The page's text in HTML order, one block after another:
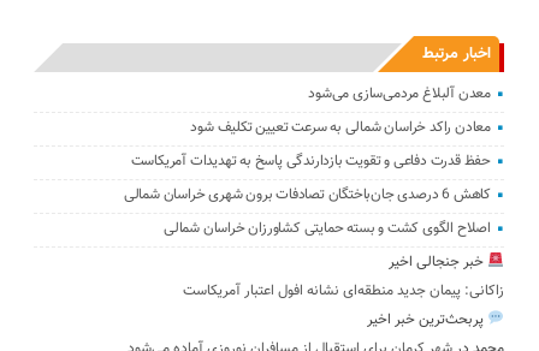
اخبار مرتبط
معدن آلبلاغ مردمی‌سازی می‌شود
معادن راکد خراسان شمالی به سرعت تعیین تکلیف شود
حفظ قدرت دفاعی و تقویت بازدارندگی پاسخ به تهدیدات آمریکاست
کاهش 6 درصدی جان‌باختگان تصادفات برون شهری خراسان شمالی
اصلاح الگوی کشت و بسته حمایتی کشاورزان خراسان شمالی
خبر جنجالی اخیر
زاکانی: پیمان جدید منطقه‌ای نشانه افول اعتبار آمریکاست
پربحث‌ترین خبر اخیر